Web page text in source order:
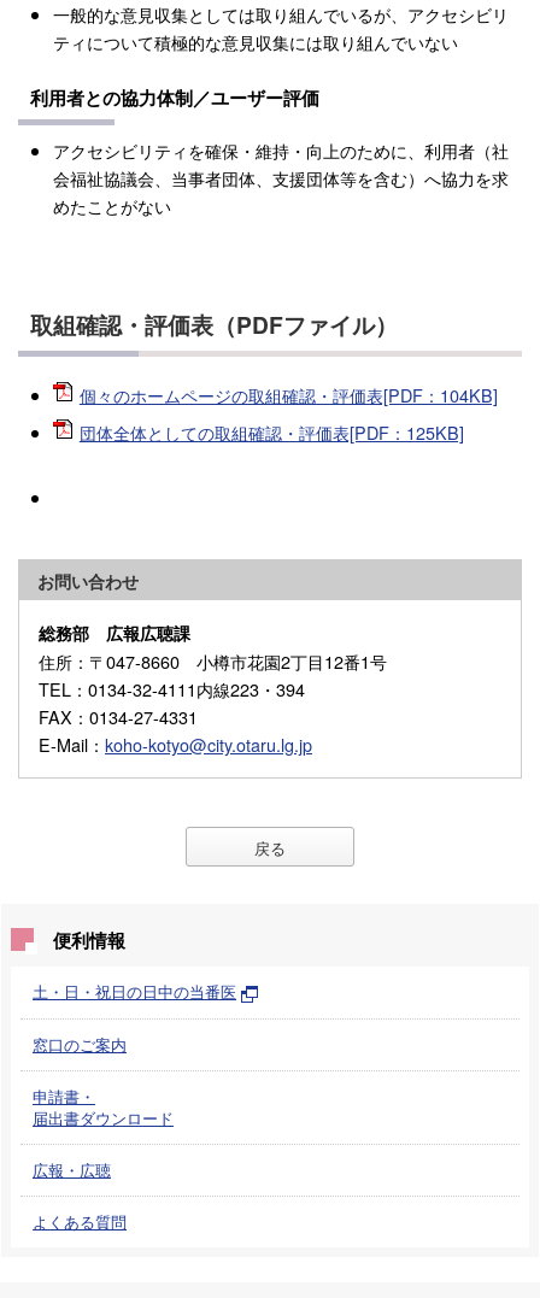
一般的な意見収集としては取り組んでいるが、アクセシビリ
ティについて積極的な意見収集には取り組んでいない
利用者との協力体制／ユーザー評価
アクセシビリティを確保・維持・向上のために、利用者（社
会福祉協議会、当事者団体、支援団体等を含む）へ協力を求
めたことがない
取組確認・評価表（PDFファイル）
個々のホームページの取組確認・評価表[PDF：104KB]
団体全体としての取組確認・評価表[PDF：125KB]
お問い合わせ
総務部 広報広聴課
住所 ：〒047-8660 小樽市花園2丁目12番1号
TEL ：0134-32-4111内線223・394
FAX ：0134-27-4331
E-Mail ： koho-kotyo@city.otaru.lg.jp
戻る
便利情報
土・日・祝日の日中の当番医
窓口のご案内
申請書・
届出書ダウンロード
広報・広聴
よくある質問